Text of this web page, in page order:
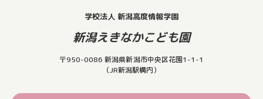
学校法人 新潟高度情報学園
新潟えきなかこども園
〒950-0086 新潟県新潟市中央区花園1-1-1
（JR新潟駅構内）